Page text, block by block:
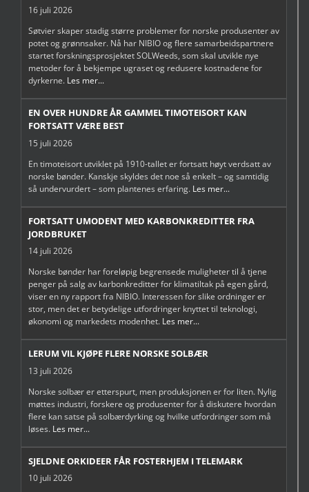
16 juli 2026
Søtvier skaper stadig større problemer for norske produsenter av
potet og grønnsaker. Nå har NIBIO og flere samarbeidspartnere
startet forskningsprosjektet SOLWeeds, som skal utvikle nye
metoder for å bekjempe ugraset og redusere kostnadene for
dyrkerne. Les mer...
EN OVER HUNDRE ÅR GAMMEL TIMOTEISORT KAN
FORTSATT VÆRE BEST
15 juli 2026
En timoteisort utviklet på 1910-tallet er fortsatt høyt verdsatt av
norske bønder. Kanskje skyldes det noe så enkelt – og samtidig
så undervurdert – som plantenes erfaring. Les mer...
FORTSATT UMODENT MED KARBONKREDITTER FRA
JORDBRUKET
14 juli 2026
Norske bønder har foreløpig begrensede muligheter til å tjene
penger på salg av karbonkreditter for klimatiltak på egen gård,
viser en ny rapport fra NIBIO. Interessen for slike ordninger er
stor, men det er betydelige utfordringer knyttet til teknologi,
økonomi og markedets modenhet. Les mer...
LERUM VIL KJØPE FLERE NORSKE SOLBÆR
13 juli 2026
Norske solbær er etterspurt, men produksjonen er for liten. Nylig
møttes industri, forskere og produsenter for å diskutere hvordan
flere kan satse på solbærdyrking og hvilke utfordringer som må
løses. Les mer...
SJELDNE ORKIDEER FÅR FOSTERHJEM I TELEMARK
10 juli 2026